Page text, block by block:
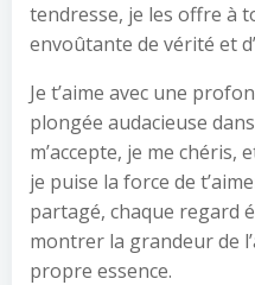
tendresse, je les offre à
envoûtante de vérité et
Je t’aime avec une
plongée audacieuse
m’accepte, je me chéris,
je puise la force de
partagé, chaque regard
montrer la grandeur de
propre essence.